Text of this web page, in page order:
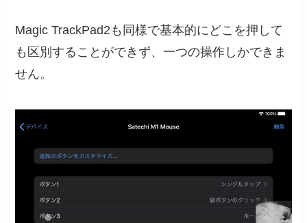
Magic TrackPad2も同様で基本的にどこを押して
も区別することができず、一つの操作しかできま
せん。